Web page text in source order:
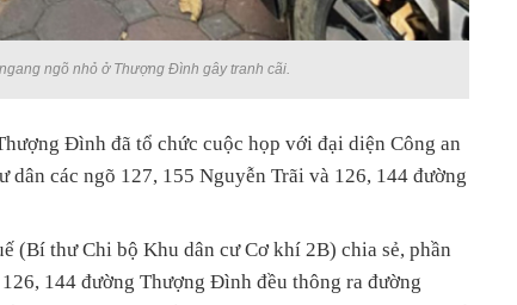
ngõ nhỏ ở Thượng Đình gây tranh cãi.
Đình đã tổ chức cuộc họp với đại diện Công an
các ngõ 127, 155 Nguyễn Trãi và 126, 144 đường
(Bí thư Chi bộ Khu dân cư Cơ khí 2B) chia sẻ, phần
144 đường Thượng Đình đều thông ra đường